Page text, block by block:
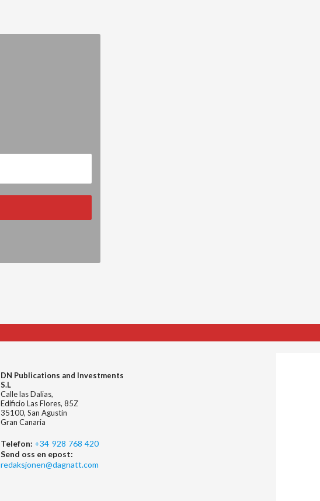
DN Publications and Investments
S.L
Calle las Dalias,
Edificio Las Flores, 85Z
35100, San Agustin
Gran Canaria
Telefon: +34 928 768 420
Send oss en epost:
redaksjonen@dagnatt.com